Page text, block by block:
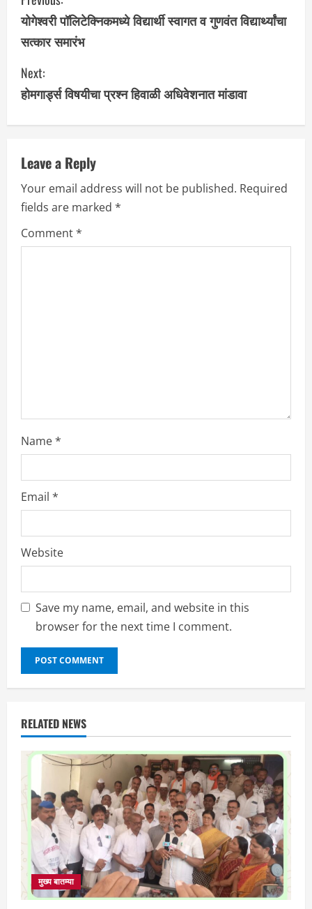
o
n
t
i
u
e
R
e
योगेश्वरी पॉलिटेक्निकमध्ये विद्यार्थी स्वागत व गुणवंत विद्यार्थ्यांचा
सत्कार समारंभ
Next:
होमगार्ड्स विषयीचा प्रश्न हिवाळी अधिवेशनात मांडावा
Leave a Reply
Your email address will not be published. Required
fields are marked *
Comment*
Name*
Email *
Website
Save my name, email, and website in this
browser for the next time I comment.
RELATED NEWS
मुख्य बातम्या